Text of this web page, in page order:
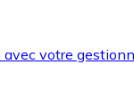
votre